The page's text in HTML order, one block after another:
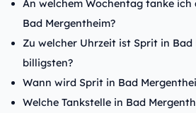
An welchem Wochentag tanke
Bad Mergentheim?
Zu welcher Uhrzeit ist Sprit in Bad
billigsten?
Wann wird Sprit in Bad
Welche Tankstelle in Bad